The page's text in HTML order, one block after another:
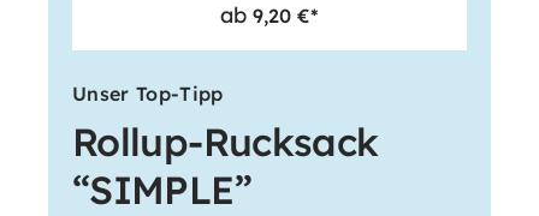
ab 9,20 €*
Unser Top-Tipp
Rollup-Rucksack
“SIMPLE”